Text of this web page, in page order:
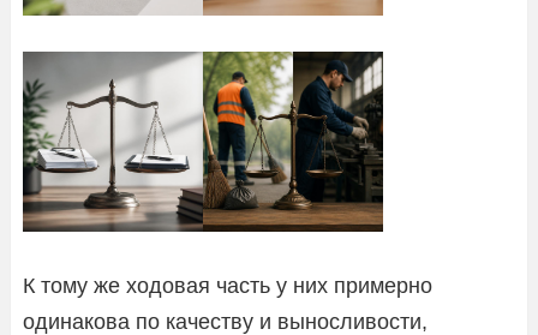
К тому же ходовая часть у них примерно
одинакова по качеству и выносливости,